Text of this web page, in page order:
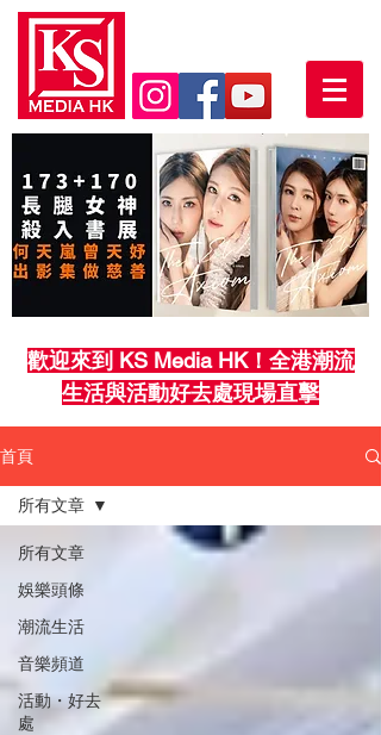
歡迎來到 KS Media HK！全港潮流
生活與活動好去處現場直擊
首頁
所有文章
娛樂頭條
潮流生活
音樂頻道
活動・好去
處
所有文章